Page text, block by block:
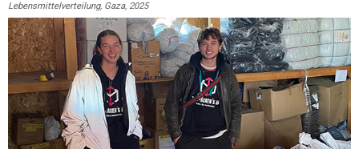
Lebensmittelverteilung, Gaza, 2025